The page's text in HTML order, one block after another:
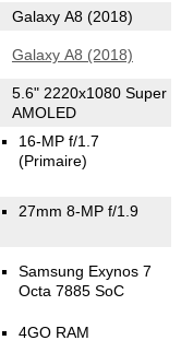
Galaxy A8 (2018)
Galaxy A8 (2018)
5.6" 2220x1080 Super
AMOLED
16-MP f/1.7
(Primaire)
27mm 8-MP f/1.9
Samsung Exynos 7
Octa 7885 SoC
4GO RAM